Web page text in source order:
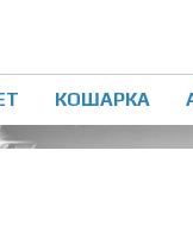
КОШАРКА